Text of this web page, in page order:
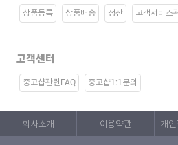
상품등록 상품배송 정산 고객서비스
고객센터
중고샵관련FAQ 중고샵1:1문의
회사소개 이용약관 개